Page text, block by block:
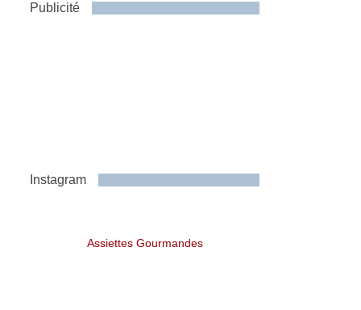
Publicité
Instagram
Assiettes Gourmandes